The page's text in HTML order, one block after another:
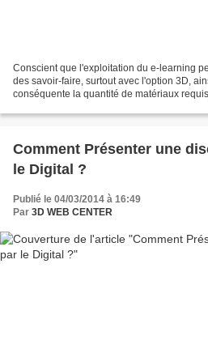
Conscient que l'exploitation du e-learning
des savoir-faire, surtout avec l'option 3D,
conséquente la quantité de matériaux
Comment Présenter une
le Digital ?
Publié le 04/03/2014 à 16:49
Par 3D WEB CENTER